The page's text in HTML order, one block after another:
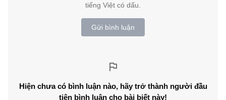
tiếng Việt có dấu.
Gửi bình luận
Hiện chưa có bình luận nào, hãy trở thành người đầu
tiên bình luận cho bài biết này!